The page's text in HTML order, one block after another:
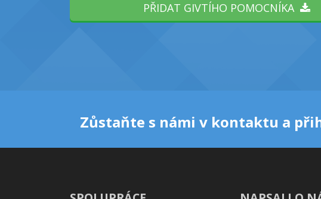
PŘIDAT GIVTÍHO POMOCNÍKA
Zůstaňte s námi v kontaktu a